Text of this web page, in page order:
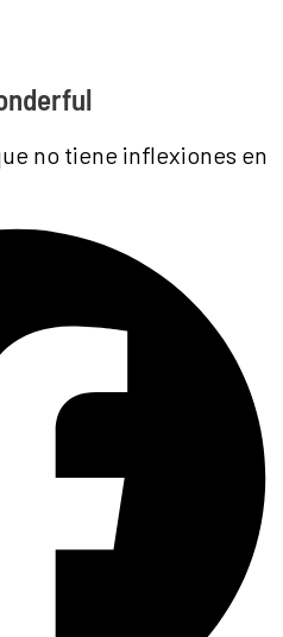
no tiene inflexiones en